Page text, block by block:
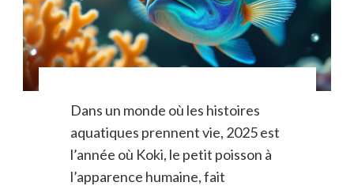
Dans un monde où les histoires
aquatiques prennent vie, 2025 est
l’année où Koki, le petit poisson à
l’apparence humaine, fait